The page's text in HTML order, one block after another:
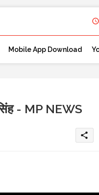
Mobile App Download
सिंह - MP NEWS
share